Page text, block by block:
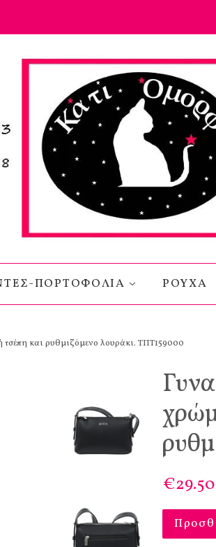
ΠΟΡΤΟΦΟΛΙΑ ΡΟΥΧΑ
τσέπη και ρυθμιζόμενο λουράκι. ΤΠΤ159000
€29.50